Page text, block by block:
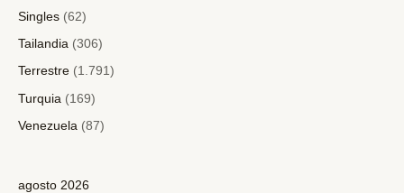
Singles (62)
Tailandia (306)
Terrestre (1.791)
Turquia (169)
Venezuela (87)
agosto 2026